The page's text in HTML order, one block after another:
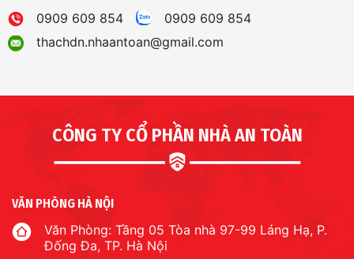
0909 609 854
0909 609 854
thachdn.nhaantoan@gmail.com
CÔNG TY CỔ PHẦN NHÀ AN TOÀN
VĂN PHÒNG HÀ NỘI
Văn Phòng: Tầng 05 Tòa nhà 97-99 Láng Hạ, P.
Đống Đa, TP. Hà Nội